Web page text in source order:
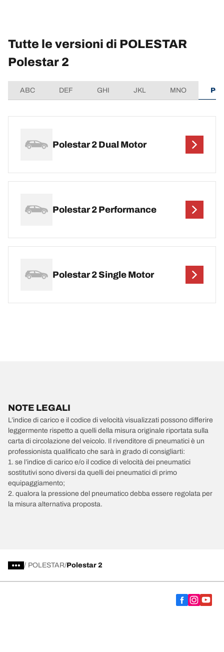
Tutte le versioni di POLESTAR
Polestar 2
ABC DEF GHI JKL MNO
Polestar 2 Dual Motor
Polestar 2 Performance
Polestar 2 Single Motor
NOTE LEGALI
L’indice di carico e il codice di velocità visualizzati possono differire
leggermente rispetto a quelli della misura originale riportata sulla
carta di circolazione del veicolo. Il rivenditore di pneumatici è un
professionista qualificato che sarà in grado di consigliarti:
1. se l’indice di carico e/o il codice di velocità dei pneumatici
sostitutivi sono diversi da quelli dei pneumatici di primo
equipaggiamento;
2. qualora la pressione del pneumatico debba essere regolata per
la misura alternativa proposta.
/ POLESTAR Polestar 2